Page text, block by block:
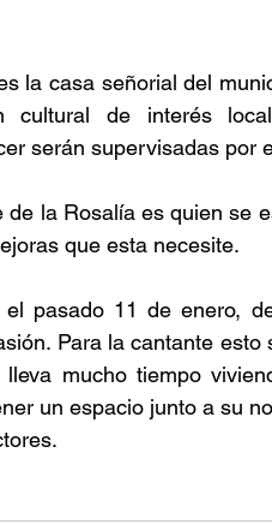
la casa señorial del
cultural de interés
serán supervisadas por
la Rosalía es quien se
que esta necesite.
pasado 11 de enero,
Para la cantante esto
mucho tiempo
un espacio junto a su